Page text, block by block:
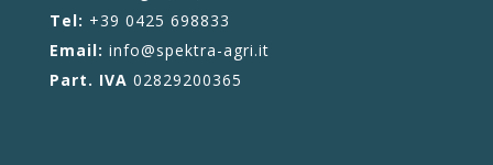
Tel: +39 0425 698833
Email: info@spektra-agri.it
Part. IVA 02829200365